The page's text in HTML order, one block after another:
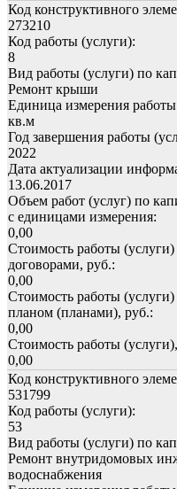
Код конструктивного
273210
Код работы (услуги):
8
Вид работы (услуги) по
Ремонт крыши
Единица измерения
кв.м
Год завершения работы
2022
Дата актуализации
13.06.2017
Объем работ (услуг) по
с единицами измерения:
0,00
Стоимость работы
договорами, руб.:
0,00
Стоимость работы
планом (планами), руб.:
0,00
Стоимость работы
0,00
Код конструктивного
531799
Код работы (услуги):
53
Вид работы (услуги) по
Ремонт внутридомовых
водоснабжения